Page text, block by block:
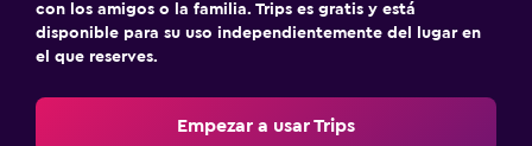
con los amigos o la familia. Trips es gratis y está
disponible para su uso independientemente del lugar en
el que reserves.
Empezar a usar Trips